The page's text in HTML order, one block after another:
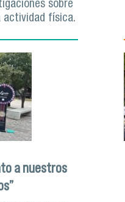
sobre
actividad física.
a nuestros